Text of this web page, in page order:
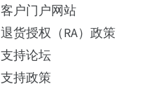
客户门户网站
退货授权（RA）政策
支持论坛
支持政策